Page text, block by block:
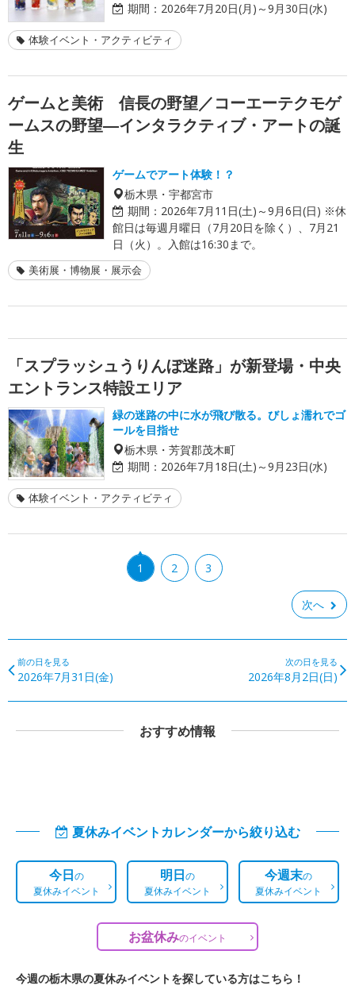
期間： 2026年7月20日(月)～9月30日(水)
体験イベント・アクティビティ
ゲームと美術 信長の野望／コーエーテクモゲ
ームスの野望―インタラクティブ・アートの誕
生
ゲームでアート体験！？
栃木県・宇都宮市
期間： 2026年7月11日(土)～9月6日(日) ※休
館日は毎週月曜日（7月20日を除く）、7月21
日（火）。入館は16:30まで。
美術展・博物展・展示会
「スプラッシュうりんぼ迷路」が新登場・中央
エントランス特設エリア
緑の迷路の中に水が飛び散る。びしょ濡れでゴ
ールを目指せ
栃木県・芳賀郡茂木町
期間： 2026年7月18日(土)～9月23日(水)
体験イベント・アクティビティ
1 2 3
次へ
前の日を見る
2026年7月31日(金)
次の日を見る
2026年8月2日(日)
おすすめ情報
夏休みイベントカレンダーから絞り込む
今日の
夏休みイベント
明日の
夏休みイベント
今週末の
夏休みイベント
お盆休みのイベント
今週の栃木県の夏休みイベントを探している方はこちら！